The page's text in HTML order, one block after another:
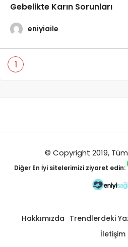
Gebelikte Karın Sorunları
eniyiaile
1
© Copyright 2019, Tüm
Diğer En İyi sitelerimizi ziyaret edin:
Hakkımızda Trendlerdeki
İletişim